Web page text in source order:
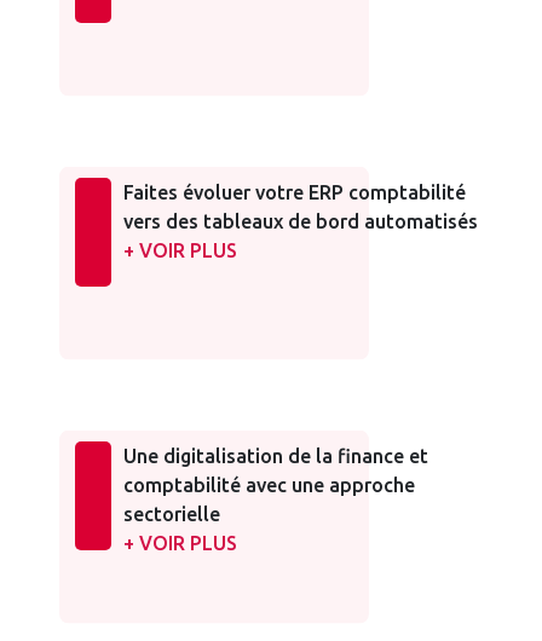
Faites évoluer votre ERP comptabilité
vers des tableaux de bord automatisés
+ VOIR PLUS
Une digitalisation de la finance et
comptabilité avec une approche
sectorielle
+ VOIR PLUS